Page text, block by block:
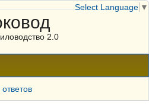
2.0
Select Language ▼